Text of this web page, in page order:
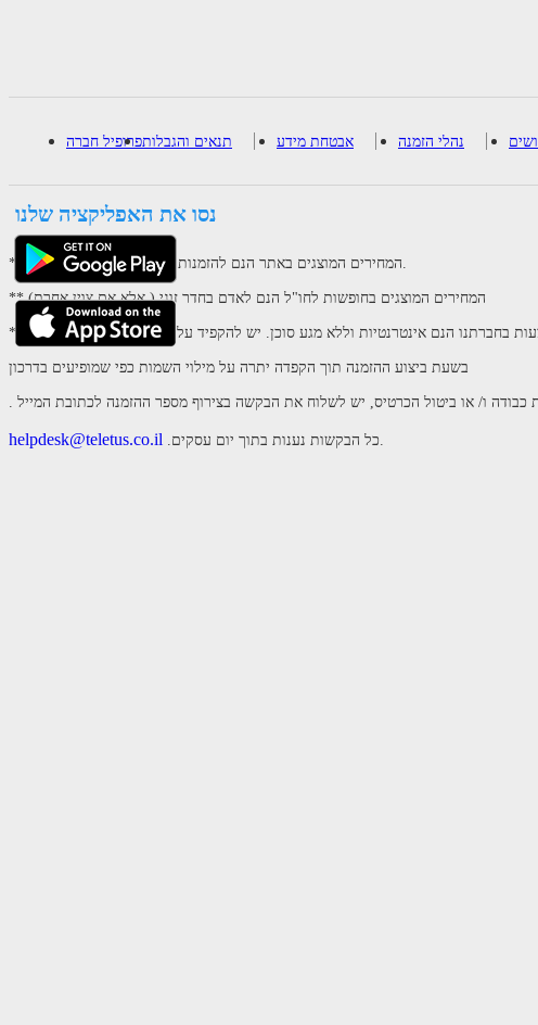
פרופיל חברהתנאים והגבלות אבטחת מידע נהלי הזמנה
נסו את האפליקציה שלנו
** המחירים המוצגים באתר הנם להזמנות אינטרנטיות מלאות בלבד.
** המחירים המוצגים בחופשות לחו"ל הנם לאדם בחדר זוגי ( אלא אם צוין אחרת)
בחברתנו הנם אינטרנטיות וללא מגע סוכן. יש להקפיד על מילוי ההוראות הנדרשות
בשעת ביצוע ההזמנה תוך הקפדה יתרה על מילוי השמות כפי שמופיעים בדרכון
helpdesk@teletus.co.il .כל הבקשות נענות בתוך יום עסקים.